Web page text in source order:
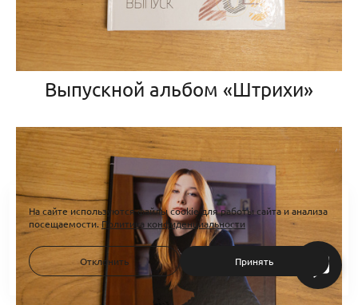
Выпускной альбом «Штрихи»
На сайте используются файлы cookie для работы сайта и анализа
посещаемости. Политика конфиденциальности
Отклонить Принять